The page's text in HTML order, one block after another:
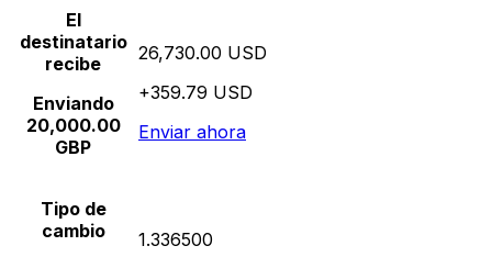
El
destinatario
recibe
Enviando
20,000.00
GBP
26,730.00 USD
+359.79 USD
Enviar ahora
Tipo de
cambio
1.336500